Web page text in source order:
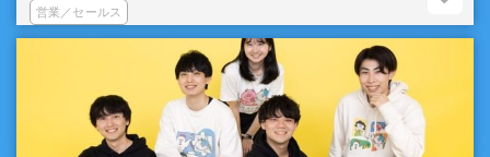
営業／セールス